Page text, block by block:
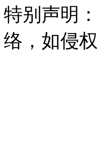
特别声明
络，如侵